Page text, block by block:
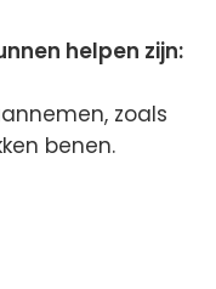
helpen zijn:
zoals
benen.